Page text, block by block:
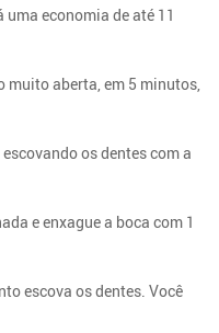
economia de até 11
muito aberta, em 5 minutos,
os dentes com a
e enxague a boca com 1
escova os dentes. Você